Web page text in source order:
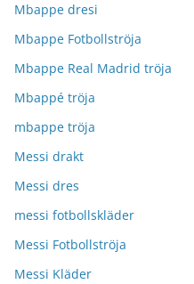
Mbappe dresi
Mbappe Fotbollströja
Mbappe Real Madrid tröja
Mbappé tröja
mbappe tröja
Messi drakt
Messi dres
messi fotbollskläder
Messi Fotbollströja
Messi Kläder